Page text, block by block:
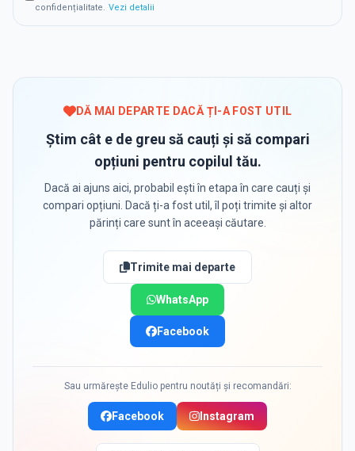
confidențialitate. Vezi detalii
DĂ MAI DEPARTE DACĂ ȚI-A FOST UTIL
Știm cât e de greu să cauți și să compari
opțiuni pentru copilul tău.
Dacă ai ajuns aici, probabil ești în etapa în care cauți și
compari opțiuni. Dacă ți-a fost util, îl poți trimite și altor
părinți care sunt în aceeași căutare.
Trimite mai departe
WhatsApp
Facebook
Sau urmărește Edulio pentru noutăți și recomandări:
Facebook Instagram